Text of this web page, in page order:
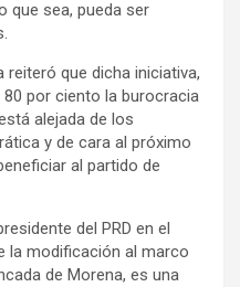
que sea, pueda ser
reiteró que dicha iniciativa,
por ciento la burocracia
alejada de los
y de cara al próximo
al partido de
del PRD en el
la modificación al marco
de Morena, es una